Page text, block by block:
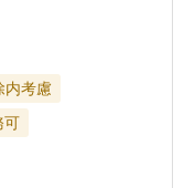
内考慮
可